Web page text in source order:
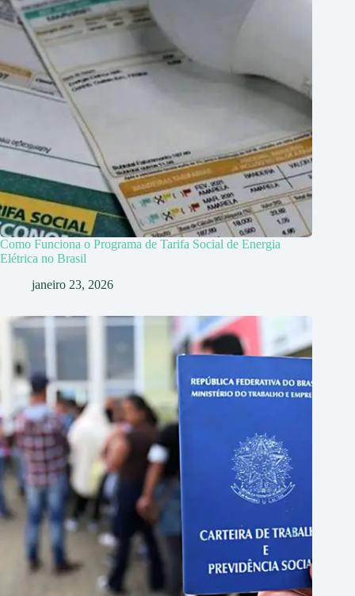
Como Funciona o Programa de Tarifa Social de Energia
Elétrica no Brasil
janeiro 23, 2026